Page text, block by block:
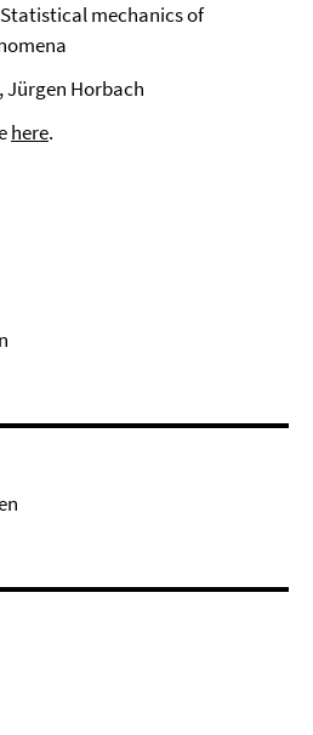
Statistical mechanics of
Jürgen Horbach
here.